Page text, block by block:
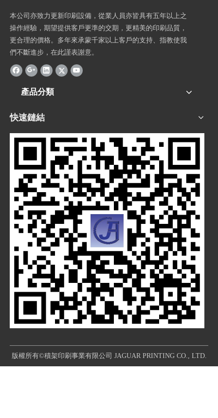
本公司亦致力更新印刷設備，從業人員亦皆具有五年以上之
操作經驗，期望提供客戶更準的交期，更精美的印刷品質，
更合理的價格。多年來承蒙千家以上客戶的支持、指教使我
們不斷進步，在此謹表謝意。
產品分類
快速鏈結
版權所有©積架印刷事業有限公司 JAGUAR PRINTING CO., LTD.